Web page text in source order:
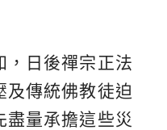
，日後禪宗正法
及傳統佛教徒迫
盡量承擔這些災